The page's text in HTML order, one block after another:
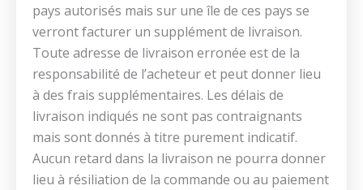
pays autorisés mais sur une île de ces pays se
verront facturer un supplément de livraison.
Toute adresse de livraison erronée est de la
responsabilité de l’acheteur et peut donner lieu
à des frais supplémentaires. Les délais de
livraison indiqués ne sont pas contraignants
mais sont donnés à titre purement indicatif.
Aucun retard dans la livraison ne pourra donner
lieu à résiliation de la commande ou au paiement